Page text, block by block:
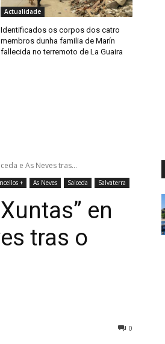
Actualidade
Identificados os corpos dos catro
membros dunha familia de Marín
fallecida no terremoto de La Guaira